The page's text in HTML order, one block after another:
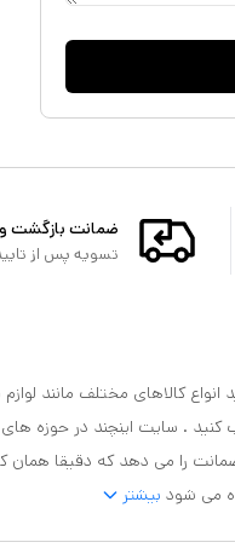
ضمانت بازگشت
تسویه پس از
انواع کالاهای مختلف مانند
کنید . سایت اینچند در حوزه
ضمانت را می دهد که دقیقا
می شود بیشتر